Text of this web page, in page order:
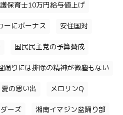
保育士10万円給与値上げ
ーにボーナス 安住国対
国民民主党の予算賛成
踊りには排除の精神が微塵もない
夏の思い出 メロリンQ
ーズ 湘南イマジン盆踊り部